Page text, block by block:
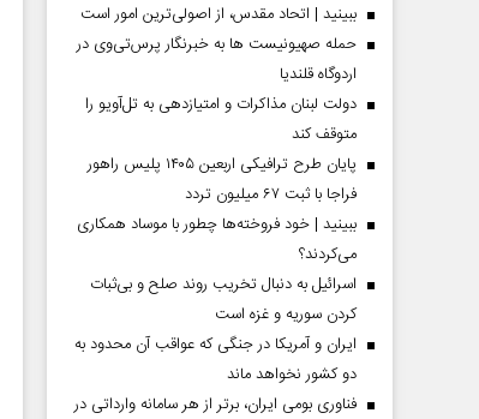
ببینید | اتحاد مقدس، از اصولی‌ترین امور است
حمله صهیونیست ها به خبرنگار پرس‌تی‌وی در
اردوگاه قلندیا
دولت لبنان مذاکرات و امتیازدهی به تل‌آویو را
متوقف کند
پایان طرح ترافیکی اربعین ۱۴۰۵ پلیس راهور
فراجا با ثبت ۶۷ میلیون تردد
ببینید | خود فروخته‌ها چطور با موساد همکاری
می‌کردند؟
اسرائیل به دنبال تخریب روند صلح و بی‌ثبات
کردن سوریه و غزه است
ایران و آمریکا در جنگی که عواقب آن محدود به
دو کشور نخواهد ماند
فناوری بومی ایران، برتر از هر سامانه وارداتی در